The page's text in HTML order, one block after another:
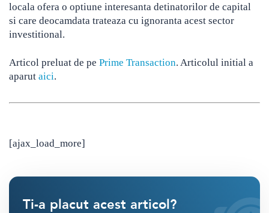
locala ofera o optiune interesanta detinatorilor de capital
si care deocamdata trateaza cu ignoranta acest sector
investitional.
Articol preluat de pe Prime Transaction. Articolul initial a
aparut aici.
[ajax_load_more]
Ti-a placut acest articol?